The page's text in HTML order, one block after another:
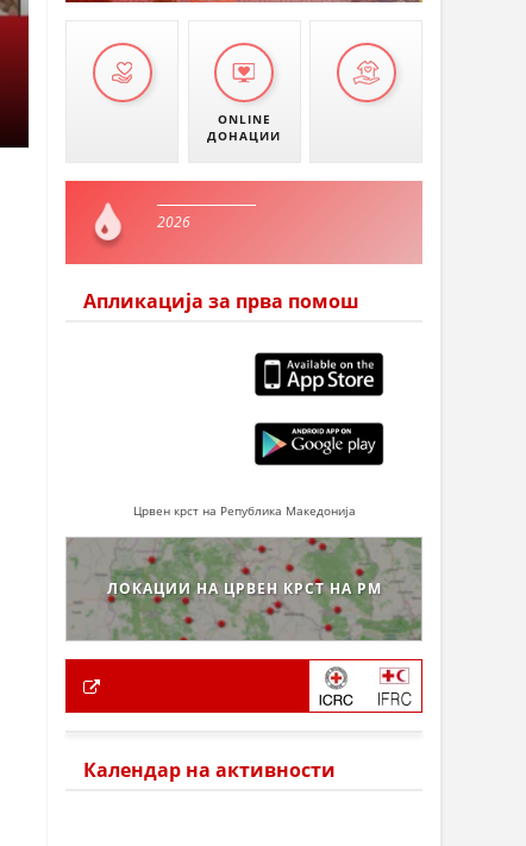
ONLINE
ДОНАЦИИ
2026
Апликација за прва помош
Црвен крст на Република Македонија
ЛОКАЦИИ НА ЦРВЕН КРСТ НА РМ
Календар на активности